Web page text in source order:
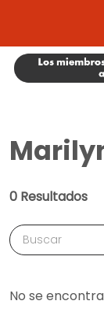
0 Resultados
Buscar
No se